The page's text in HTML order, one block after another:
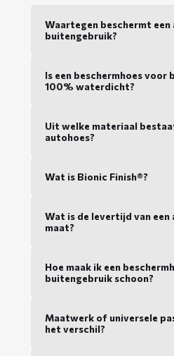
Waartegen beschermt
buitengebruik?
Is een beschermhoes voor
100% waterdicht?
Uit welke materiaal
autohoes?
Wat is Bionic Finish®?
Wat is de levertijd van een
maat?
Hoe maak ik een
buitengebruik schoon?
Maatwerk of universele
het verschil?